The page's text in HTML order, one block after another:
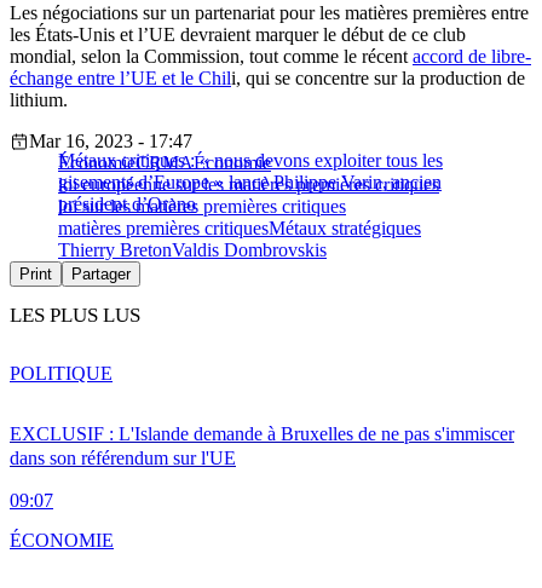
Les négociations sur un partenariat pour les matières premières entre
les États-Unis et l’UE devraient marquer le début de ce club
mondial, selon la Commission, tout comme le récent accord de libre-
échange entre l’UE et le Chili, qui se concentre sur la production de
lithium.
Métaux critiques : « nous devons exploiter tous les
gisements d’Europe » lance Philippe Varin, ancien
président d’Orano
Mar 16, 2023 - 17:47
ÉconomieCRMAÉconomie
loi européenne sur les matières premières critiques
loi sur les matières premières critiques
matières premières critiquesMétaux stratégiques
Thierry BretonValdis Dombrovskis
Print Partager
LES PLUS LUS
EXCLUSIF : L'Islande demande à Bruxelles de ne pas s'immiscer
dans son référendum sur l'UE
09:07
POLITIQUE
ÉCONOMIE